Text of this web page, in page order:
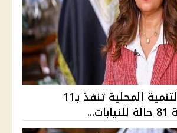
قرارات وزيرة التنمية المحلية تنفذ بـ11